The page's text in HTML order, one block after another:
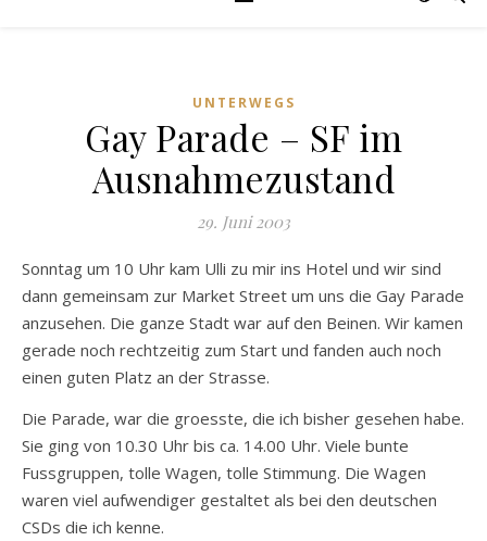
UNTERWEGS
Gay Parade – SF im
Ausnahmezustand
29. Juni 2003
Sonntag um 10 Uhr kam Ulli zu mir ins Hotel und wir sind
dann gemeinsam zur Market Street um uns die Gay Parade
anzusehen. Die ganze Stadt war auf den Beinen. Wir kamen
gerade noch rechtzeitig zum Start und fanden auch noch
einen guten Platz an der Strasse.
Die Parade, war die groesste, die ich bisher gesehen habe.
Sie ging von 10.30 Uhr bis ca. 14.00 Uhr. Viele bunte
Fussgruppen, tolle Wagen, tolle Stimmung. Die Wagen
waren viel aufwendiger gestaltet als bei den deutschen
CSDs die ich kenne.